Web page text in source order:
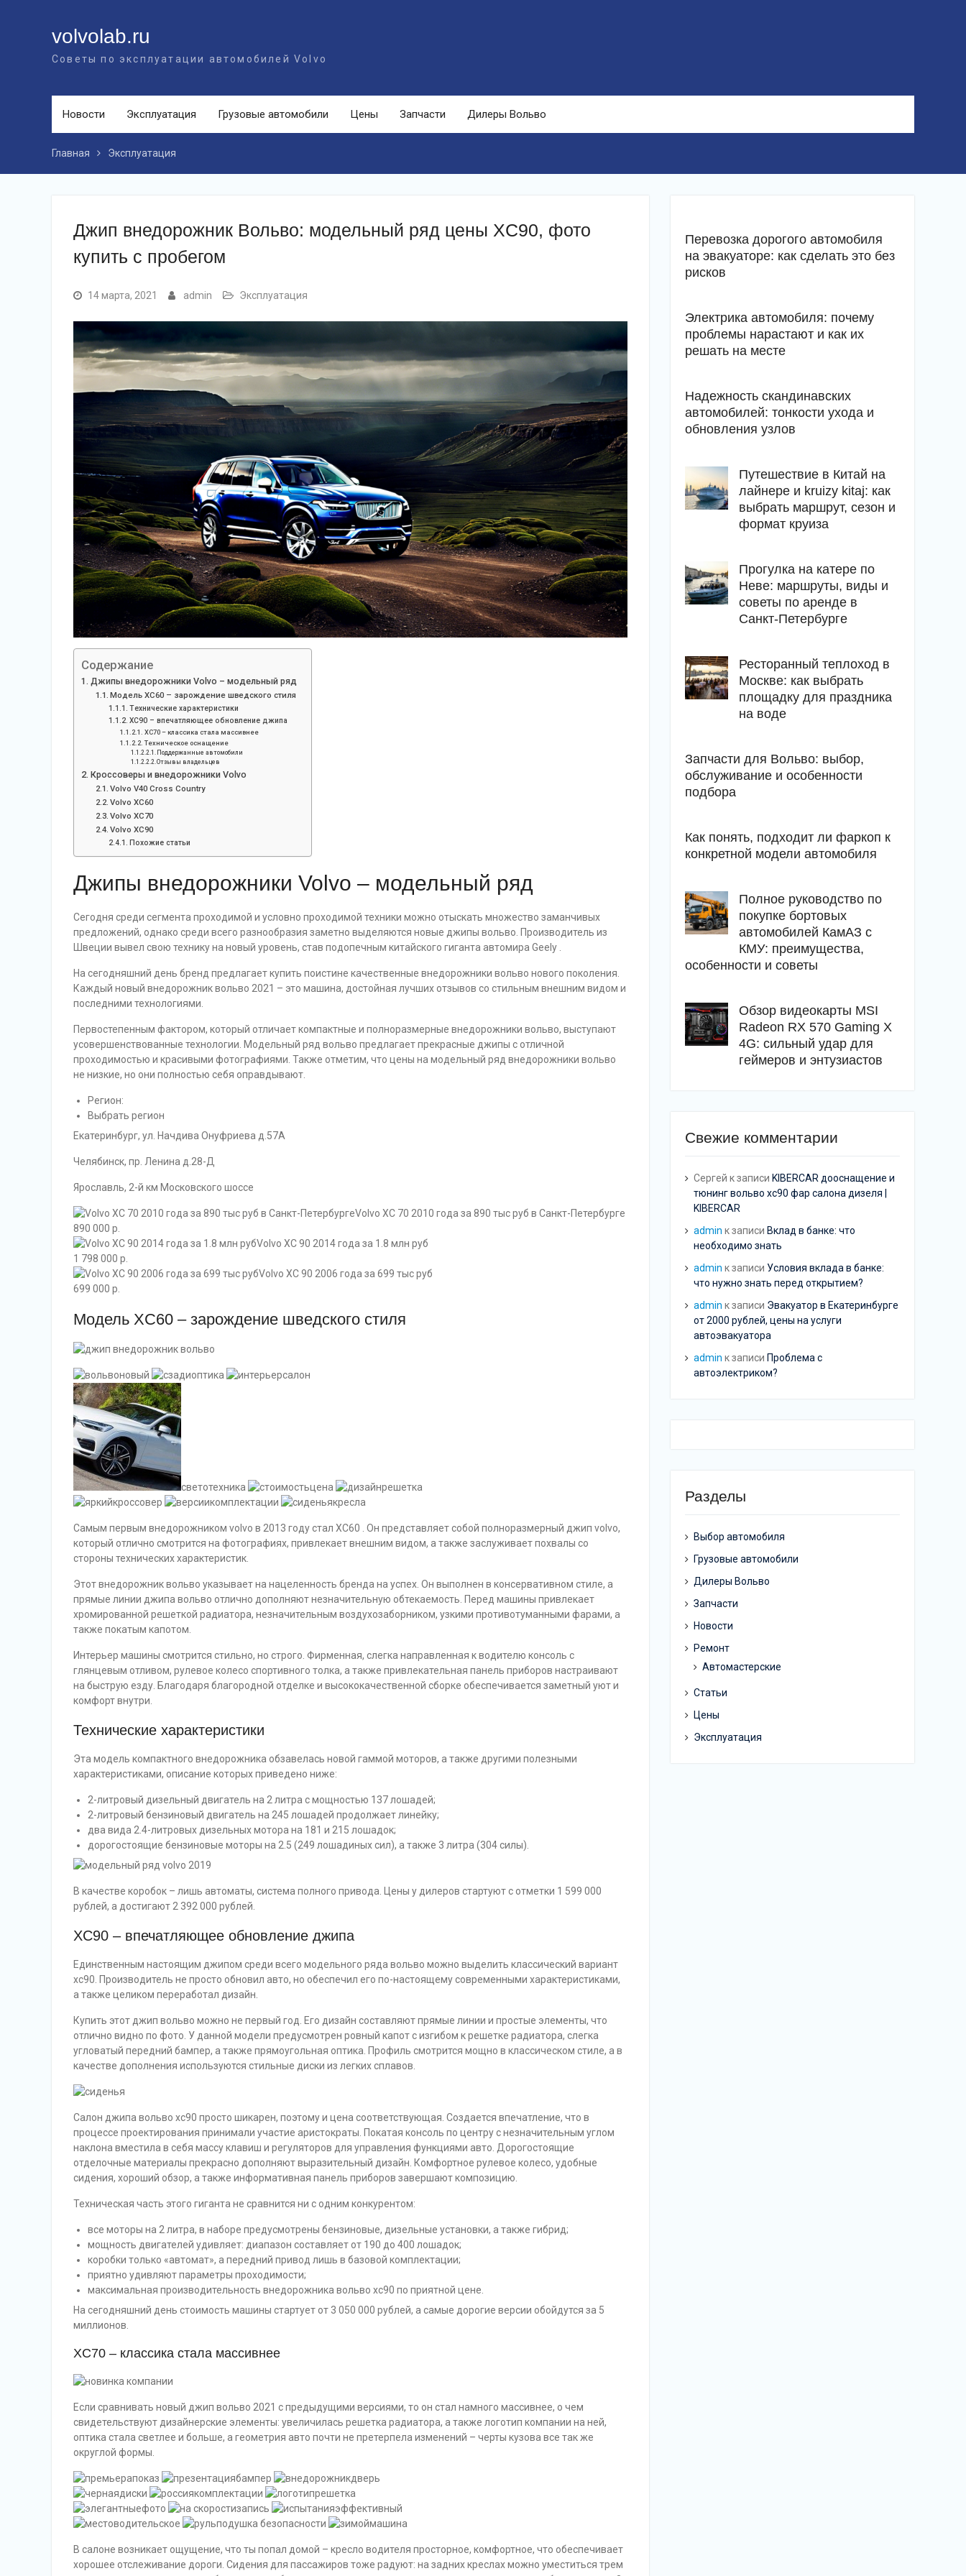
volvolab.ru
Советы по эксплуатации автомобилей Volvo
Новости Эксплуатация Грузовые автомобили Цены Запчасти Дилеры Вольво
Главная Эксплуатация
Джип внедорожник Вольво: модельный ряд цены XC90, фото
купить с пробегом
14 марта, 2021 admin Эксплуатация
Содержание
Джипы внедорожники Volvo – модельный ряд
Модель XC60 – зарождение шведского стиля
Технические характеристики
XC90 – впечатляющее обновление джипа
XC70 – классика стала массивнее
Техническое оснащение
Поддержанные автомобили
Отзывы владельцев
Кроссоверы и внедорожники Volvo
Volvo V40 Cross Country
Volvo XC60
Volvo XC70
Volvo XC90
Похожие статьи
Джипы внедорожники Volvo – модельный ряд
Сегодня среди сегмента проходимой и условно проходимой техники можно отыскать множество заманчивых
предложений, однако среди всего разнообразия заметно выделяются новые джипы вольво. Производитель из
Швеции вывел свою технику на новый уровень, став подопечным китайского гиганта автомира Geely .
На сегодняшний день бренд предлагает купить поистине качественные внедорожники вольво нового поколения.
Каждый новый внедорожник вольво 2021 – это машина, достойная лучших отзывов со стильным внешним видом и
последними технологиями.
Первостепенным фактором, который отличает компактные и полноразмерные внедорожники вольво, выступают
усовершенствованные технологии. Модельный ряд вольво предлагает прекрасные джипы с отличной
проходимостью и красивыми фотографиями. Также отметим, что цены на модельный ряд внедорожники вольво
не низкие, но они полностью себя оправдывают.
Регион:
Выбрать регион
Екатеринбург, ул. Начдива Онуфриева д.57А
Челябинск, пр. Ленина д.28-Д
Ярославль, 2-й км Московского шоссе
Volvo XC 70 2010 года за 890 тыс руб в Санкт-Петербурге
890 000 р.
Volvo XC 90 2014 года за 1.8 млн руб
1 798 000 р.
Volvo XC 90 2006 года за 699 тыс руб
699 000 р.
Модель XC60 – зарождение шведского стиля
новый оптика салон
светотехника цена
решетка
кроссовер
комплектации кресла
Самым первым внедорожником volvo в 2013 году стал XC60 . Он представляет собой полноразмерный джип volvo,
который отлично смотрится на фотографиях, привлекает внешним видом, а также заслуживает похвалы со
стороны технических характеристик.
Этот внедорожник вольво указывает на нацеленность бренда на успех. Он выполнен в консервативном стиле, а
прямые линии джипа вольво отлично дополняют незначительную обтекаемость. Перед машины привлекает
хромированной решеткой радиатора, незначительным воздухозаборником, узкими противотуманными фарами, а
также покатым капотом.
Интерьер машины смотрится стильно, но строго. Фирменная, слегка направленная к водителю консоль с
глянцевым отливом, рулевое колесо спортивного толка, а также привлекательная панель приборов настраивают
на быструю езду. Благодаря благородной отделке и высококачественной сборке обеспечивается заметный уют и
комфорт внутри.
Технические характеристики
Эта модель компактного внедорожника обзавелась новой гаммой моторов, а также другими полезными
характеристиками, описание которых приведено ниже:
2-литровый дизельный двигатель на 2 литра с мощностью 137 лошадей;
2-литровый бензиновый двигатель на 245 лошадей продолжает линейку;
два вида 2.4-литровых дизельных мотора на 181 и 215 лошадок;
дорогостоящие бензиновые моторы на 2.5 (249 лошадиных сил), а также 3 литра (304 силы).
В качестве коробок – лишь автоматы, система полного привода. Цены у дилеров стартуют с отметки 1 599 000
рублей, а достигают 2 392 000 рублей.
XC90 – впечатляющее обновление джипа
Единственным настоящим джипом среди всего модельного ряда вольво можно выделить классический вариант
xc90. Производитель не просто обновил авто, но обеспечил его по-настоящему современными характеристиками,
а также целиком переработал дизайн.
Купить этот джип вольво можно не первый год. Его дизайн составляют прямые линии и простые элементы, что
отлично видно по фото. У данной модели предусмотрен ровный капот с изгибом к решетке радиатора, слегка
угловатый передний бампер, а также прямоугольная оптика. Профиль смотрится мощно в классическом стиле, а в
качестве дополнения используются стильные диски из легких сплавов.
Салон джипа вольво xc90 просто шикарен, поэтому и цена соответствующая. Создается впечатление, что в
процессе проектирования принимали участие аристократы. Покатая консоль по центру с незначительным углом
наклона вместила в себя массу клавиш и регуляторов для управления функциями авто. Дорогостоящие
отделочные материалы прекрасно дополняют выразительный дизайн. Комфортное рулевое колесо, удобные
сидения, хороший обзор, а также информативная панель приборов завершают композицию.
Техническая часть этого гиганта не сравнится ни с одним конкурентом:
все моторы на 2 литра, в наборе предусмотрены бензиновые, дизельные установки, а также гибрид;
мощность двигателей удивляет: диапазон составляет от 190 до 400 лошадок;
коробки только «автомат», а передний привод лишь в базовой комплектации;
приятно удивляют параметры проходимости;
максимальная производительность внедорожника вольво хс90 по приятной цене.
На сегодняшний день стоимость машины стартует от 3 050 000 рублей, а самые дорогие версии обойдутся за 5
миллионов.
XC70 – классика стала массивнее
Если сравнивать новый джип вольво 2021 с предыдущими версиями, то он стал намного массивнее, о чем
свидетельствуют дизайнерские элементы: увеличилась решетка радиатора, а также логотип компании на ней,
оптика стала светлее и больше, а геометрия авто почти не претерпела изменений – черты кузова все так же
округлой формы.
показ бампер
дверь
диски
комплектации
решетка
фото
запись
эффективный
водительское
подушка безопасности машина
В салоне возникает ощущение, что ты попал домой – кресло водителя просторное, комфортное, что обеспечивает
хорошее отслеживание дороги. Сидения для пассажиров тоже радуют: на задних креслах можно уместиться трем
Перевозка дорогого автомобиля
на эвакуаторе: как сделать это без
рисков
Электрика автомобиля: почему
проблемы нарастают и как их
решать на месте
Надежность скандинавских
автомобилей: тонкости ухода и
обновления узлов
Путешествие в Китай на
лайнере и kruizy kitaj: как
выбрать маршрут, сезон и
формат круиза
Прогулка на катере по
Неве: маршруты, виды и
советы по аренде в
Санкт-Петербурге
Ресторанный теплоход в
Москве: как выбрать
площадку для праздника
на воде
Запчасти для Вольво: выбор,
обслуживание и особенности
подбора
Как понять, подходит ли фаркоп к
конкретной модели автомобиля
Полное руководство по
покупке бортовых
автомобилей КамАЗ с
КМУ: преимущества,
особенности и советы
Обзор видеокарты MSI
Radeon RX 570 Gaming X
4G: сильный удар для
геймеров и энтузиастов
Свежие комментарии
Сергей к записи KIBERCAR дооснащение и
тюнинг вольво хс90 фар салона дизеля |
KIBERCAR
admin к записи Вклад в банке: что
необходимо знать
admin к записи Условия вклада в банке:
что нужно знать перед открытием?
admin к записи Эвакуатор в Екатеринбурге
от 2000 рублей, цены на услуги
автоэвакуатора
admin к записи Проблема с
автоэлектриком?
Разделы
Выбор автомобиля
Грузовые автомобили
Дилеры Вольво
Запчасти
Новости
Ремонт
Автомастерские
Статьи
Цены
Эксплуатация